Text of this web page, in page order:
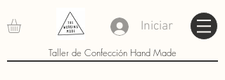
Iniciar
Taller de Confección Hand Made